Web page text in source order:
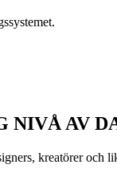
NIVÅ AV
kreatörer